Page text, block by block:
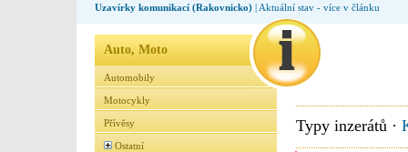
Uzavírky komunikací (Rakovnicko) | Aktuální stav - více v článku
Auto, Moto
Automobily
Motocykly
Přívěsy
Ostatní
Typy inzerátů ·